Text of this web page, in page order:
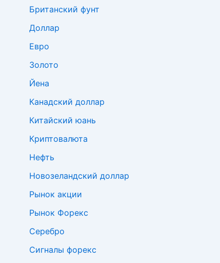
Британский фунт
Доллар
Евро
Золото
Йена
Канадский доллар
Китайский юань
Криптовалюта
Нефть
Новозеландский доллар
Рынок акции
Рынок Форекс
Серебро
Сигналы форекс